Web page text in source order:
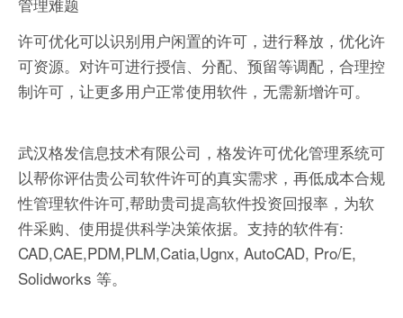
许可优化可以识别用户闲置的许可，进行释放，优化许
可资源。对许可进行授信、分配、预留等调配，合理控
制许可，让更多用户正常使用软件，无需新增许可。
武汉格发信息技术有限公司，格发许可优化管理系统可
以帮你评估贵公司软件许可的真实需求，再低成本合规
性管理软件许可,帮助贵司提高软件投资回报率，为软
件采购、使用提供科学决策依据。支持的软件有:
CAD,CAE,PDM,PLM,Catia,Ugnx, AutoCAD, Pro/E,
Solidworks 等。